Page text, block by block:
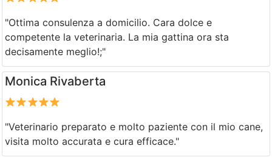
"Ottima consulenza a domicilio. Cara dolce e
competente la veterinaria. La mia gattina ora sta
decisamente meglio!;"
Monica Rivaberta
"Veterinario preparato e molto paziente con il mio cane,
visita molto accurata e cura efficace."